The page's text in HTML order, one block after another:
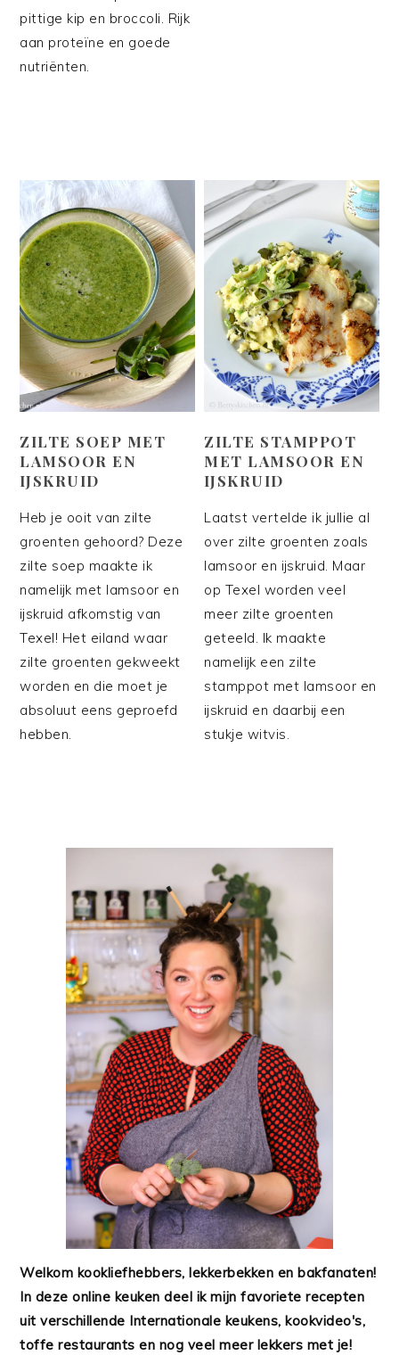
pittige kip en broccoli. Rijk
aan proteïne en goede
nutriënten.
ZILTE SOEP MET
LAMSOOR EN
IJSKRUID
Heb je ooit van zilte
groenten gehoord? Deze
zilte soep maakte ik
namelijk met lamsoor en
ijskruid afkomstig van
Texel! Het eiland waar
zilte groenten gekweekt
worden en die moet je
absoluut eens geproefd
hebben.
ZILTE STAMPPOT
MET LAMSOOR EN
IJSKRUID
Laatst vertelde ik jullie al
over zilte groenten zoals
lamsoor en ijskruid. Maar
op Texel worden veel
meer zilte groenten
geteeld. Ik maakte
namelijk een zilte
stamppot met lamsoor en
ijskruid en daarbij een
stukje witvis.
Welkom kookliefhebbers, lekkerbekken en bakfanaten!
In deze online keuken deel ik mijn favoriete recepten
uit verschillende Internationale keukens, kookvideo's,
toffe restaurants en nog veel meer lekkers met je!